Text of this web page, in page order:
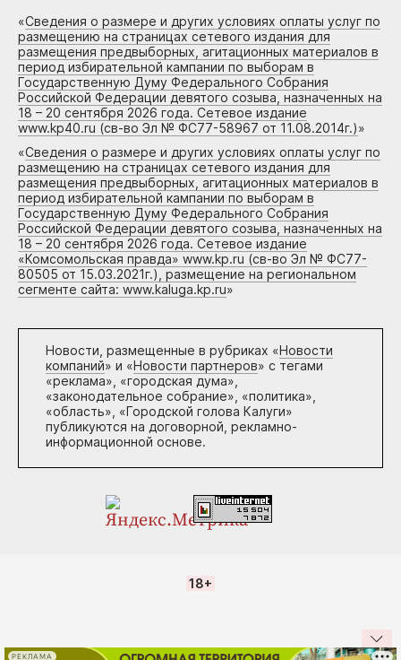
«Сведения о размере и других условиях оплаты услуг по
размещению на страницах сетевого издания для
размещения предвыборных, агитационных материалов в
период избирательной кампании по выборам в
Государственную Думу Федерального Собрания
Российской Федерации девятого созыва, назначенных на
18 – 20 сентября 2026 года. Сетевое издание
www.kp40.ru (св-во Эл № ФС77-58967 от 11.08.2014г.)»
«Сведения о размере и других условиях оплаты услуг по
размещению на страницах сетевого издания для
размещения предвыборных, агитационных материалов в
период избирательной кампании по выборам в
Государственную Думу Федерального Собрания
Российской Федерации девятого созыва, назначенных на
18 – 20 сентября 2026 года. Сетевое издание
«Комсомольская правда» www.kp.ru (св-во Эл № ФС77-
80505 от 15.03.2021г.), размещение на региональном
сегменте сайта: www.kaluga.kp.ru»
Новости, размещенные в рубриках «Новости
компаний» и «Новости партнеров» с тегами
«реклама», «городская дума»,
«законодательное собрание», «политика»,
«область», «Городской голова Калуги»
публикуются на договорной, рекламно-
информационной основе.
18+
РЕКЛАМА